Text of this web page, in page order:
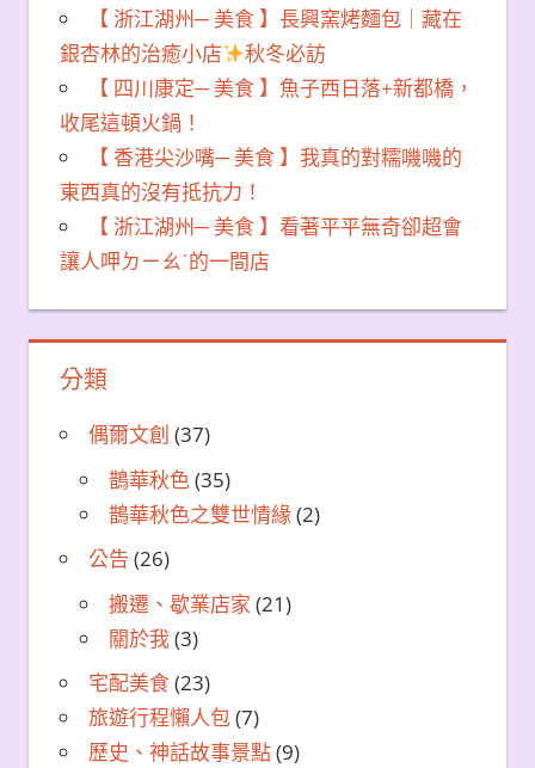
【 浙江湖州─ 美食 】長興窯烤麵包｜藏在
銀杏林的治癒小店
秋冬必訪
【 四川康定─ 美食 】魚子西日落+新都橋，
收尾這頓火鍋！
【 香港尖沙嘴─ 美食 】我真的對糯嘰嘰的
東西真的沒有抵抗力！
【 浙江湖州─ 美食 】看著平平無奇卻超會
讓人呷ㄉㄧㄠˊ的一間店
分類
偶爾文創 (37)
鵲華秋色(35)
鵲華秋色之雙世情緣(2)
公告 (26)
搬遷、歇業店家 (21)
關於我(3)
宅配美食(23)
旅遊行程懶人包(7)
歷史、神話故事景點(9)